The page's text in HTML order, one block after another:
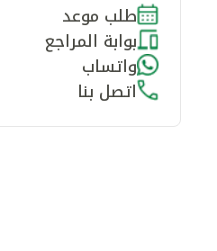
طلب موعد
بوابة المراجع
واتساب
اتصل بنا